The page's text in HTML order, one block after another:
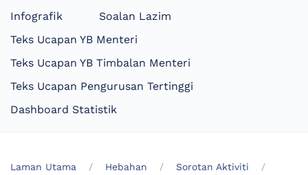
Infografik
Soalan Lazim
Teks Ucapan YB Menteri
Teks Ucapan YB Timbalan Menteri
Teks Ucapan Pengurusan Tertinggi
Dashboard Statistik
Laman Utama Hebahan
Sorotan Aktiviti